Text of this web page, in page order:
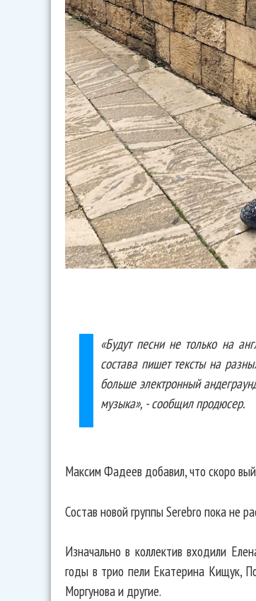
«Будут песни не только на
состава пишет тексты на
больше электронный
музыка», - сообщил продюсер.
Максим Фадеев добавил, что скоро
Состав новой группы Serebro пока не
Изначально в коллектив входили
годы в трио пели Екатерина Кищук,
Моргунова и другие.